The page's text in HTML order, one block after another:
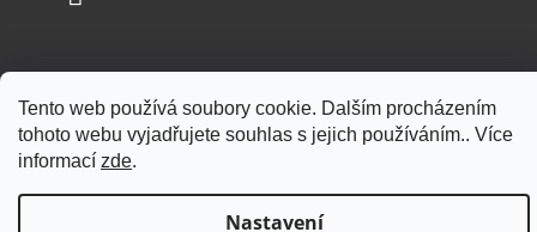
Tento web používá soubory cookie. Dalším procházením
tohoto webu vyjadřujete souhlas s jejich používáním.. Více
informací zde.
Nastavení
Vytvořil Shoptet